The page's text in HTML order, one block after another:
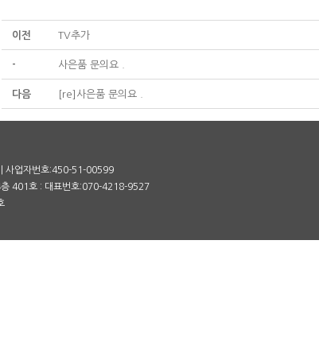
이전 TV추가
- 사은품 문의요 .
다음 [re]사은품 문의요 .
| 사업자번호:450-51-00599
층 401호 : 대표번호:070-4218-9527